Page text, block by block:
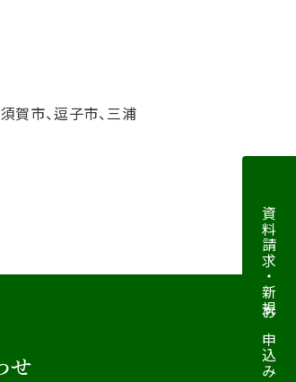
賀市、逗子市、三浦
せ 資料請求・新規お申込み